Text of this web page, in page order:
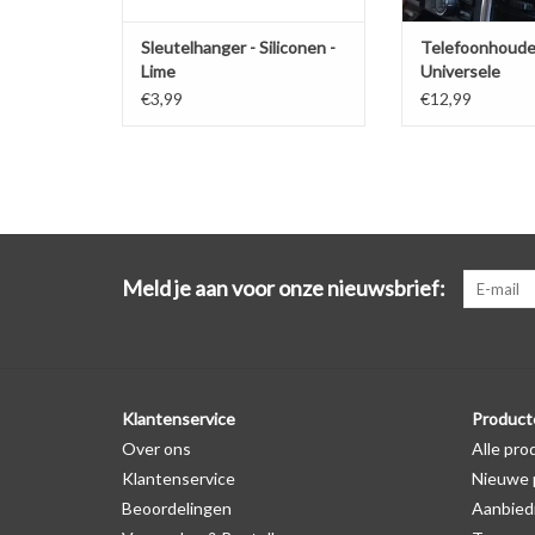
Sleutelhanger - Siliconen -
Lime
€3,99
Universele
ventilatiehouder
€12,99
Meld je aan voor onze nieuwsbrief:
Klantenservice
Over ons
Klantenservice
Beoordelingen
Alle
Nieuwe